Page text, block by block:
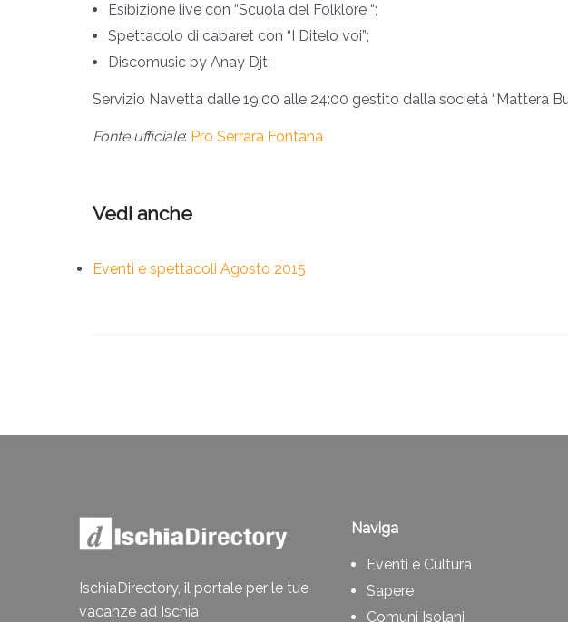
Esibizione live con “Scuola del Folklore “;
Spettacolo di cabaret con “I Ditelo voi”;
Discomusic by Anay Djt;
Servizio Navetta dalle 19:00 alle 24:00 gestito dalla società “Mattera
Fonte ufficiale: Pro Serrara Fontana
Eventi e spettacoli Agosto 2015
IschiaDirectory, il portale per le tue
vacanze ad Ischia
Naviga
Eventi e Cultura
Sapere
Comuni Isolani